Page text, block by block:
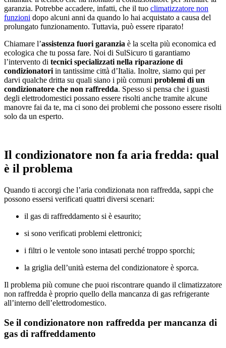
garanzia. Potrebbe accadere, infatti, che il tuo climatizzatore non
funzioni dopo alcuni anni da quando lo hai acquistato a causa del
prolungato funzionamento. Tuttavia, può essere riparato!
Chiamare l’assistenza fuori garanzia è la scelta più economica ed
ecologica che tu possa fare. Noi di SulSicuro ti garantiamo
l’intervento di tecnici specializzati nella riparazione di
condizionatori in tantissime città d’Italia. Inoltre, siamo qui per
darvi qualche dritta su quali siano i più comuni problemi di un
condizionatore che non raffredda. Spesso si pensa che i guasti
degli elettrodomestici possano essere risolti anche tramite alcune
manovre fai da te, ma ci sono dei problemi che possono essere risolti
solo da un esperto.
Il condizionatore non fa aria fredda: qual
è il problema
Quando ti accorgi che l’aria condizionata non raffredda, sappi che
possono essersi verificati quattri diversi scenari:
il gas di raffreddamento si è esaurito;
si sono verificati problemi elettronici;
i filtri o le ventole sono intasati perché troppo sporchi;
la griglia dell’unità esterna del condizionatore è sporca.
Il problema più comune che puoi riscontrare quando il climatizzatore
non raffredda è proprio quello della mancanza di gas refrigerante
all’interno dell’elettrodomestico.
Se il condizionatore non raffredda per mancanza di
gas di raffreddamento